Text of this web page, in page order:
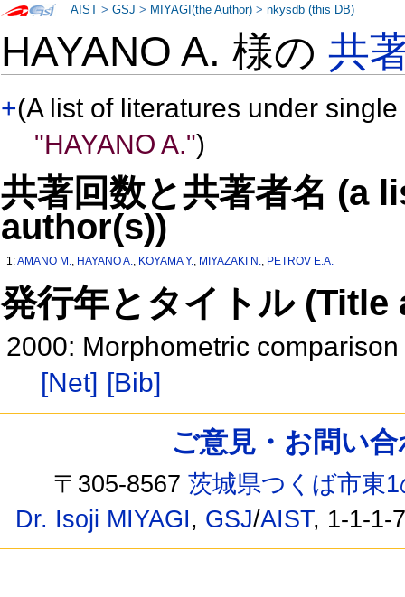
HAYANO A. 様の共
+(A list of literatures under
"HAYANO A.")
共著回数と共著者名 (a
author(s))
1:AMANO M., HAYANO A., KOYAMA Y., MIYAZAKI N., PETROV E.A.
発行年とタイトル
2000: Morphometric
[Net] [Bib]
AIST >GSJ > MIYAGI(the Author) >nkysdb (this DB)
ご意見・お問い
〒305-8567茨城県つくば市東
Dr. Isoji MIYAGI, GSJ/AIST, 1-1-1-